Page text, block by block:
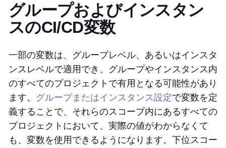
グループおよびインスタン
スのCI/CD変数
一部の変数は、グループレベル、あるいはインスタ
ンスレベルで適用でき、グループやインスタンス内
のすべてのプロジェクトで有用となる可能性があり
ます。 グループまたはインスタンス設定で変数を定
義することで、それらのスコープ内にあるすべての
プロジェクトにおいて、実際の値がわからなくて
も、変数を使用できるようになります。下位スコー